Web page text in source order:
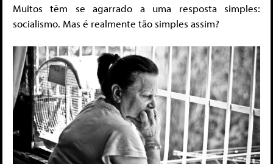
Muitos têm se agarrado a uma resposta simples:
socialismo. Mas é realmente tão simples assim?